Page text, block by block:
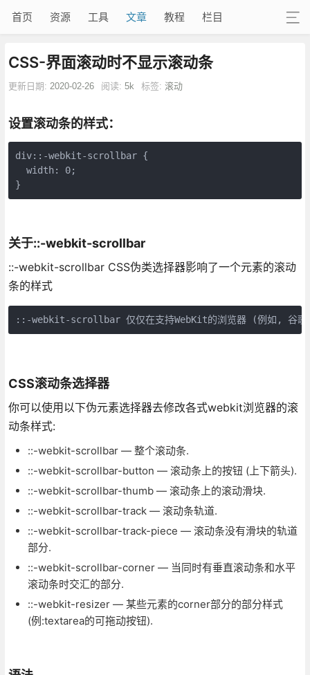
首页 资源 工具 文章 教程 栏目
CSS-界面滚动时不显示滚动条
更新日期: 2020-02-26 阅读: 5k 标签: 滚动
设置滚动条的样式：
div::-webkit-scrollbar {
  width: 0;
}
关于::-webkit-scrollbar
::-webkit-scrollbar CSS伪类选择器影响了一个元素的滚动
条的样式
::-webkit-scrollbar 仅仅在支持WebKit的浏览器 (例如, 谷歌
CSS滚动条选择器
你可以使用以下伪元素选择器去修改各式webkit浏览器的滚
动条样式:
::-webkit-scrollbar — 整个滚动条.
::-webkit-scrollbar-button — 滚动条上的按钮 (上下箭头).
::-webkit-scrollbar-thumb — 滚动条上的滚动滑块.
::-webkit-scrollbar-track — 滚动条轨道.
::-webkit-scrollbar-track-piece — 滚动条没有滑块的轨道
部分.
::-webkit-scrollbar-corner — 当同时有垂直滚动条和水平
滚动条时交汇的部分.
::-webkit-resizer — 某些元素的corner部分的部分样式
(例:textarea的可拖动按钮).